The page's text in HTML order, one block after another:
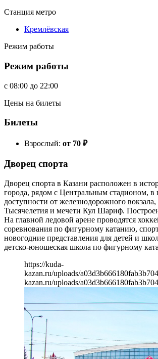
Станция метро
Кремлёвская
Режим работы
Режим работы
c 08:00 до 22:00
Цены на билеты
Билеты
Взрослый: от 70 ₽
Дворец спорта
Дворец спорта в Казани расположен в
города, рядом с Центральным стадионом, в
доступности от железнодорожного
Тысячелетия и мечети Кул Шариф.
На главной ледовой арене проводятся
соревнования по фигурному катанию,
новогодние представления для детей и
детско-юношеская школа по фигурному
https://kuda-
kazan.ru/uploads/
kazan.ru/uploads/